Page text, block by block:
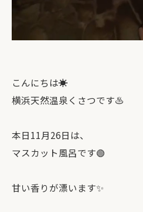
こんにちは☀️
横浜天然温泉くさつです♨️
本日11月26日は、
マスカット風呂です🟢
甘い香りが漂います✨